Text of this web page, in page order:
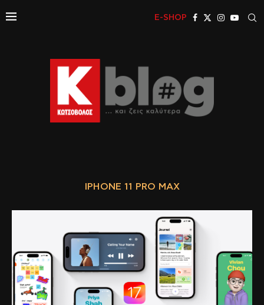
E-SHOP
IPHONE 11 PRO MAX